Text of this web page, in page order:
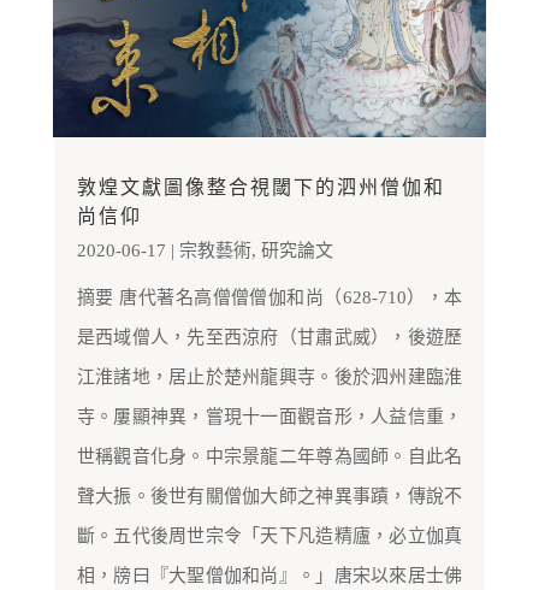
敦煌文獻圖像整合視閾下的泗州僧伽和
尚信仰
2020-06-17 | 宗教藝術, 研究論文
摘要 唐代著名高僧僧僧伽和尚（628-710），本
是西域僧人，先至西涼府（甘肅武威），後遊歷
江淮諸地，居止於楚州龍興寺。後於泗州建臨淮
寺。屢顯神異，嘗現十一面觀音形，人益信重，
世稱觀音化身。中宗景龍二年尊為國師。自此名
聲大振。後世有關僧伽大師之神異事蹟，傳說不
斷。五代後周世宗令「天下凡造精廬，必立伽真
相，牓曰『大聖僧伽和尚』。」唐宋以來居士佛